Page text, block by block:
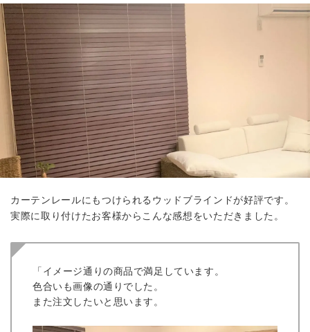
カーテンレールにもつけられるウッドブラインドが好評です。
実際に取り付けたお客様からこんな感想をいただきました。
「イメージ通りの商品で満足しています。
色合いも画像の通りでした。
また注文したいと思います。